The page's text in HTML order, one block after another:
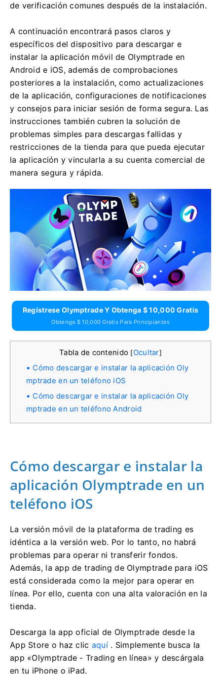
de verificación comunes después de la instalación.
A continuación encontrará pasos claros y
específicos del dispositivo para descargar e
instalar la aplicación móvil de Olymptrade en
Android e iOS, además de comprobaciones
posteriores a la instalación, como actualizaciones
de la aplicación, configuraciones de notificaciones
y consejos para iniciar sesión de forma segura. Las
instrucciones también cubren la solución de
problemas simples para descargas fallidas y
restricciones de la tienda para que pueda ejecutar
la aplicación y vincularla a su cuenta comercial de
manera segura y rápida.
Regístrese Olymptrade Y Obtenga $ 10,000 Gratis
Obtenga $ 10,000 Gratis Para Principiantes
Tabla de contenido [Ocultar]
Cómo descargar e instalar la aplicación Oly
mptrade en un teléfono iOS
Cómo descargar e instalar la aplicación Oly
mptrade en un teléfono Android
Cómo descargar e instalar la
aplicación Olymptrade en un
teléfono iOS
La versión móvil de la plataforma de trading es
idéntica a la versión web. Por lo tanto, no habrá
problemas para operar ni transferir fondos.
Además, la app de trading de Olymptrade para iOS
está considerada como la mejor para operar en
línea. Por ello, cuenta con una alta valoración en la
tienda.
Descarga la app oficial de Olymptrade desde la
App Store o haz clic aquí . Simplemente busca la
app «Olymptrade - Trading en línea» y descárgala
en tu iPhone o iPad.